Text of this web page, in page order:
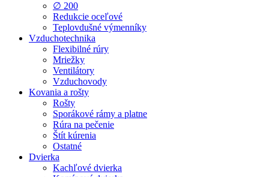
∅ 200
Redukcie oceľové
Teplovdušné výmenníky
Vzduchotechnika
Flexibilné rúry
Mriežky
Ventilátory
Vzduchovody
Kovania a rošty
Rošty
Sporákové rámy a platne
Rúra na pečenie
Štít kúrenia
Ostatné
Dvierka
Kachľové dvierka